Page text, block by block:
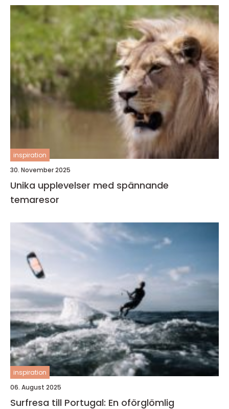
inspiration
30. November 2025
Unika upplevelser med spännande
temaresor
inspiration
06. August 2025
Surfresa till Portugal: En oförglömlig